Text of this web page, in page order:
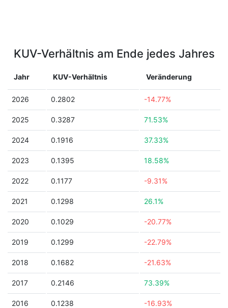
KUV-Verhältnis am Ende jedes Jahres
Jahr KUV-Verhältnis Veränderung
2026 0.2802 -14.77%
2025 0.3287 71.53%
2024 0.1916 37.33%
2023 0.1395 18.58%
2022 0.1177 -9.31%
2021 0.1298 26.1%
2020 0.1029 -20.77%
2019 0.1299 -22.79%
2018 0.1682 -21.63%
2017 0.2146 73.39%
2016 0.1238 -16.93%